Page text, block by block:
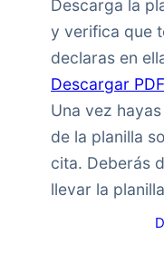
Descarga la
y verifica que
declaras en
Descargar PDF
Una vez
de la planilla
cita. Deberás
llevar la